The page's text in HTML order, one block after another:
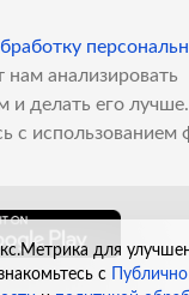
анализировать
и делать его
с использованием
для
с